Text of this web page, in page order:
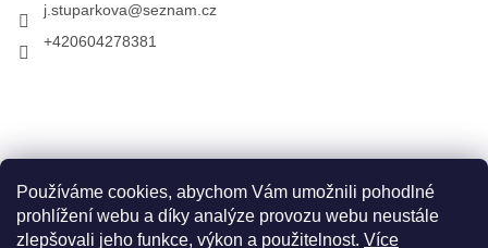
Používáme cookies, abychom Vám umožnili pohodlné
prohlížení webu a díky analýze provozu webu neustále
zlepšovali jeho funkce, výkon a použitelnost. Více
j.stuparkova@seznam.cz
+420604278381